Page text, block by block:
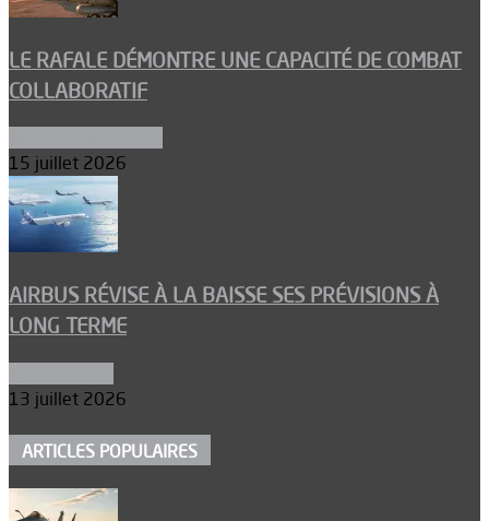
LE RAFALE DÉMONTRE UNE CAPACITÉ DE COMBAT
COLLABORATIF
15 juillet 2026
AIRBUS RÉVISE À LA BAISSE SES PRÉVISIONS À
LONG TERME
13 juillet 2026
ARTICLES POPULAIRES